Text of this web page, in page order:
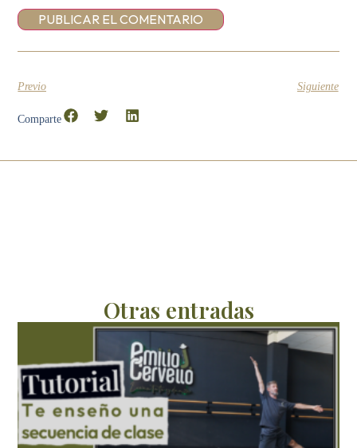
Previo Siguiente
Comparte
Otras entradas